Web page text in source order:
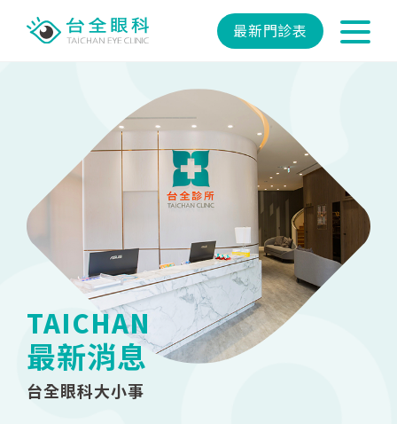
TAICHAN
最新消息
台全眼科大小事
最新門診表